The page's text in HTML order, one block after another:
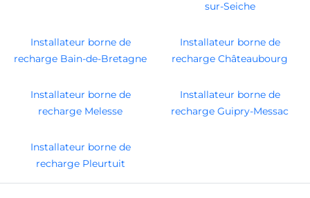
sur-Seiche
Installateur borne de
recharge Bain-de-Bretagne
Installateur borne de
recharge Châteaubourg
Installateur borne de
recharge Melesse
Installateur borne de
recharge Guipry-Messac
Installateur borne de
recharge Pleurtuit